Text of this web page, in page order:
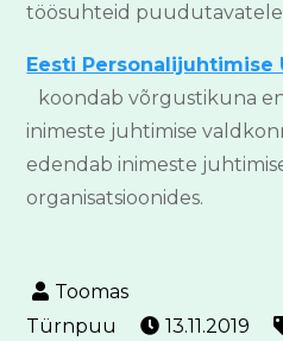
töösuhteid
Eesti Personalijuhtimise
koondab võrgustikuna
inimeste juhtimise
edendab inimeste
organisatsioonides.
13.11.2019